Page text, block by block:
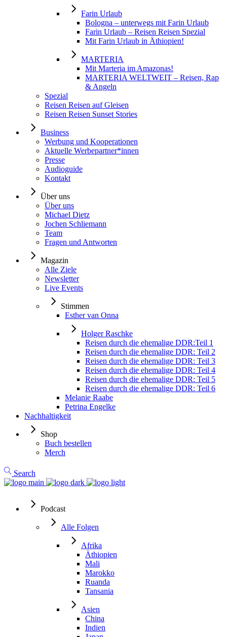
Farin Urlaub
Bologna – unterwegs mit Farin Urlaub
Farin Urlaub – Reisen Reisen Spezial
Mit Farin Urlaub in Äthiopien!
MARTERIA
Mit Marteria im Amazonas!
MARTERIA WELTWEIT – Reisen, Rap
& Angeln
Spezial
Reisen Reisen auf Gleisen
Reisen Reisen Sunset Stories
Business
Werbung und Kooperationen
Aktuelle Werbepartner*innen
Presse
Audioguide
Kontakt
Über uns
Über uns
Michael Dietz
Jochen Schliemann
Team
Fragen und Antworten
Magazin
Alle Ziele
Newsletter
Live Events
Stimmen
Esther van Onna
Holger Raschke
Reisen durch die ehemalige DDR:Teil 1
Reisen durch die ehemalige DDR: Teil 2
Reisen durch die ehemalige DDR: Teil 3
Reisen durch die ehemalige DDR: Teil 4
Reisen durch die ehemalige DDR: Teil 5
Reisen durch die ehemalige DDR: Teil 6
Melanie Raabe
Petrina Engelke
Nachhaltigkeit
Shop
Buch bestellen
Merch
Search
Podcast
Alle Folgen
Afrika
Äthiopien
Mali
Marokko
Ruanda
Tansania
Asien
China
Indien